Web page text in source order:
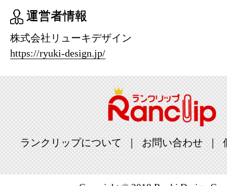
運営者情報
株式会社リューキデザイン
https://ryuki-design.jp/
ランクリップについて お問い合わせ